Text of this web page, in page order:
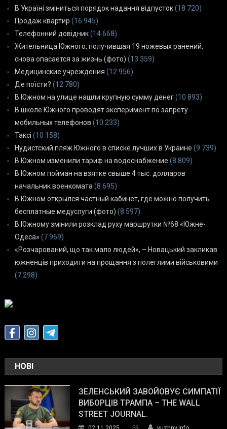
В Україні зміниться порядок надання відпусток(18 720)
Продаж квартир (16 945)
Телефонний довідник(14 668)
Жительница Южного, получившая 19 ножевых ранений,
снова опасается за жизнь (фото) (13 359)
Медицинские учреждения (12 956)
Де поїсти? (12 780)
В Южном на улице нашли крупную сумму денег(10 893)
В школе Южного проводят эксперимент по запрету
мобильных телефонов (10 233)
Таксі (10 158)
Нудистский пляж Южного в списке лучших в Украине (9 739)
В Южном изменили тариф на водоснабжение (8 809)
В Южном пойман на взятке свыше 4 тыс. долларов
начальник военкомата (8 695)
В Южном открылся частный кабинет, где можно получить
бесплатные медуслуги (фото) (8 597)
В Южному змінили розклад руху маршрутки №68 «Южне-
Одеса» (7 969)
«Розчарований, що так мало людей», – Новацький закликав
южненців приходити на прощання з полеглими військовими
(7 298)
НОВІ
ЗЕЛЕНСЬКИЙ ЗАВОЙОВУЄ СИМПАТІЇ
ВИБОРЦІВ ТРАМПА – THE WALL
STREET JOURNAL.